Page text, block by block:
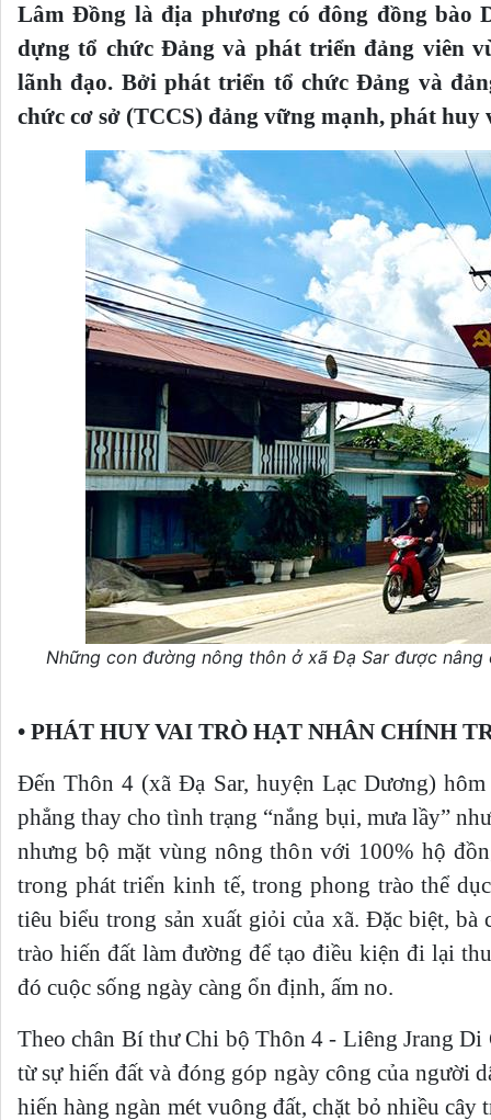
Lâm Đồng là địa phương có đông đồng bào
dựng tổ chức Đảng và phát triển đảng viên
lãnh đạo. Bởi phát triển tổ chức Đảng và
chức cơ sở (TCCS) đảng vững mạnh, phát
Những con đường nông thôn ở xã Đạ Sar được
• PHÁT HUY VAI TRÒ HẠT NHÂN CHÍNH
Đến Thôn 4 (xã Đạ Sar, huyện Lạc Dương)
phẳng thay cho tình trạng “nắng bụi, mưa lầy”
nhưng bộ mặt vùng nông thôn với 100% hộ
trong phát triển kinh tế, trong phong trào thể
tiêu biểu trong sản xuất giỏi của xã. Đặc biệt,
trào hiến đất làm đường để tạo điều kiện đi lại
đó cuộc sống ngày càng ổn định, ấm no.
Theo chân Bí thư Chi bộ Thôn 4 - Liêng Jrang
từ sự hiến đất và đóng góp ngày công của người
hiến hàng ngàn mét vuông đất, chặt bỏ nhiều